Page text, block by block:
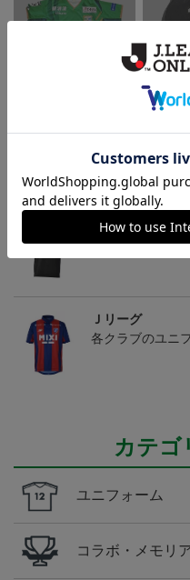
12,980円
ローキャ
3,500円
トピックス
Ｊリーグ
多種多様なアパ
Ｊリーグ
各クラブのユニ
カテゴ
ユニフォーム
コラボ・メモリ